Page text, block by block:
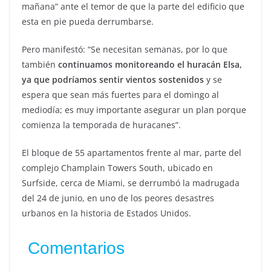
mañana” ante el temor de que la parte del edificio que
esta en pie pueda derrumbarse.
Pero manifestó: “Se necesitan semanas, por lo que
también continuamos monitoreando el huracán Elsa,
ya que podríamos sentir vientos sostenidos y se
espera que sean más fuertes para el domingo al
mediodía; es muy importante asegurar un plan porque
comienza la temporada de huracanes”.
El bloque de 55 apartamentos frente al mar, parte del
complejo Champlain Towers South, ubicado en
Surfside, cerca de Miami, se derrumbó la madrugada
del 24 de junio, en uno de los peores desastres
urbanos en la historia de Estados Unidos.
Comentarios